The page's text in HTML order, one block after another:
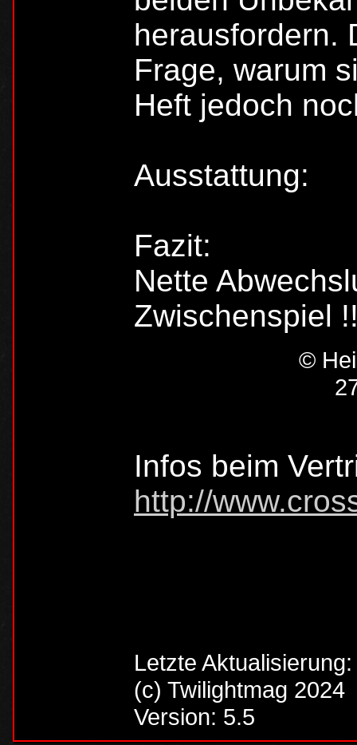
herausfordern.
Frage, warum
Heft jedoch
Ausstattung:
Fazit:
Nette
Zwischenspiel
©
Infos beim
http://
Letzte
(c) Twilightmag 2024
Version: 5.5